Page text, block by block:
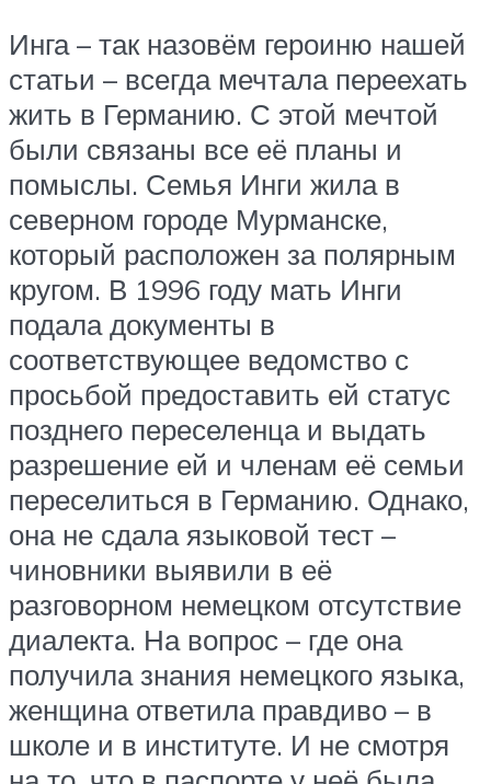
Инга – так назовём героиню нашей
статьи – всегда мечтала переехать
жить в Германию. С этой мечтой
были связаны все её планы и
помыслы. Семья Инги жила в
северном городе Мурманске,
который расположен за полярным
кругом. В 1996 году мать Инги
подала документы в
соответствующее ведомство с
просьбой предоставить ей статус
позднего переселенца и выдать
разрешение ей и членам её семьи
переселиться в Германию. Однако,
она не сдала языковой тест –
чиновники выявили в её
разговорном немецком отсутствие
диалекта. На вопрос – где она
получила знания немецкого языка,
женщина ответила правдиво – в
школе и в институте. И не смотря